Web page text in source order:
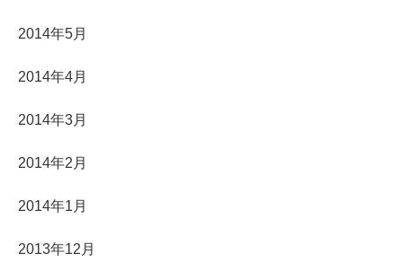
2014年5月
2014年4月
2014年3月
2014年2月
2014年1月
2013年12月